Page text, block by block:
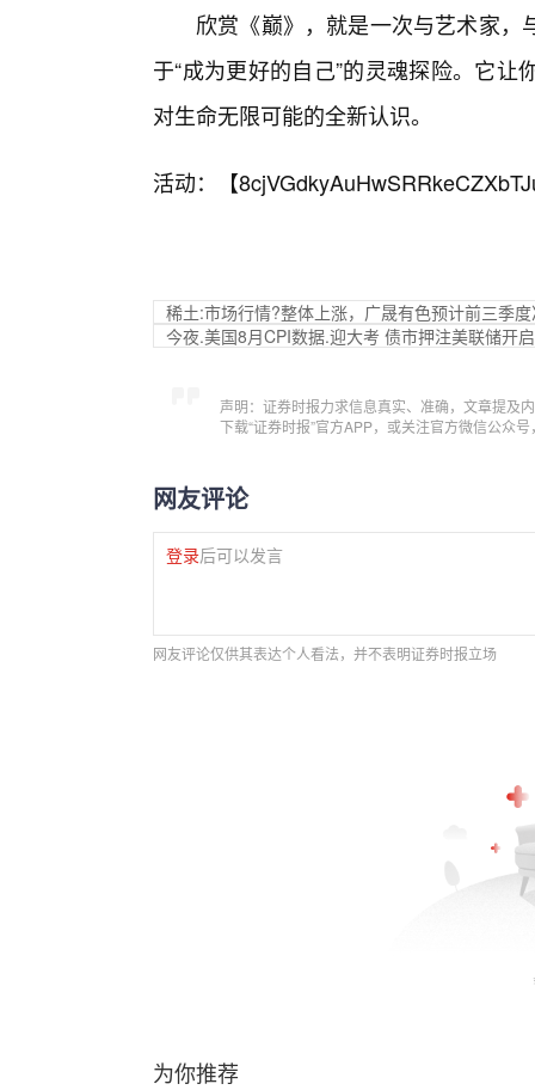
欣赏《巅》，就是一次与艺术家
于“成为更好的自己”的灵魂探险。它
对生命无限可能的全新认识。
活动：【
稀土:市场行情?整体上涨，广晟有色预计前三季
今夜.美国8月CPI数据.迎大考 债市押注美联储开
声明：证券时报力求信息真实、准确，文章提及
下载“证券时报”官方APP，或关注官方微信公众
网友评论
登录后可以发言
网友评论仅供其表达个人看法，并不表明证券时报立场
为你推荐